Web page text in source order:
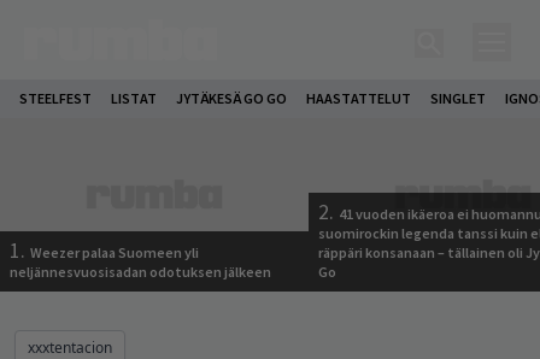
STEELFEST LISTAT JYTÄKESÄ GO GO HAASTATTELUT SINGLET
1. Weezer palaa Suomeen yli
neljännesvuosisadan odotuksen jälkeen
2. 41 vuoden ikäeroa ei
suomirockin legenda tanssi kuin
räppäri konsanaan – tällainen oli
Go
xxxtentacion